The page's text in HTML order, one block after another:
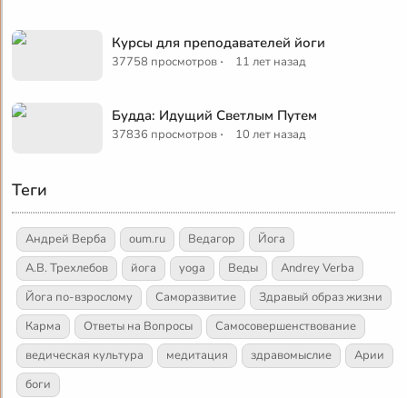
Курсы для преподавателей йоги
37758 просмотров · 11 лет назад
Будда: Идущий Светлым Путем
37836 просмотров · 10 лет назад
Теги
Андрей Верба oum.ru Ведагор
Йога
А.В. Трехлебов
йога yoga Веды
Andrey Verba
Йога по-взрослому
Саморазвитие
Здравый образ жизни
Карма
Ответы на Вопросы
Самосовершенствование
ведическая культура
медитация здравомыслие
Арии
боги